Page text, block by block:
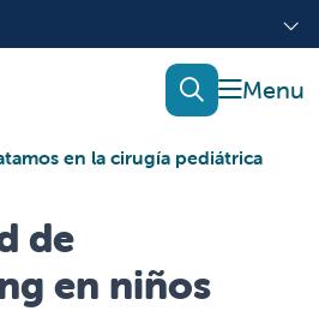
mostrar
buscar
en la cirugía pediátrica
de
en niños